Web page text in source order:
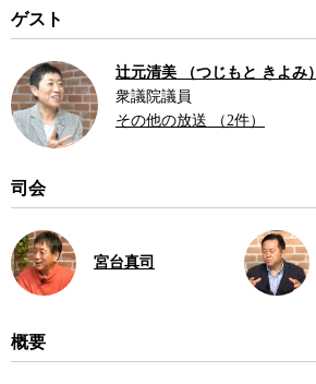
ゲスト
辻元清美 （つじもと きよみ）
衆議院議員
その他の放送 （2件）
司会
宮台真司
概要